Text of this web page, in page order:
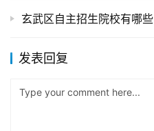
玄武区自主招生院校有哪些
发表回复